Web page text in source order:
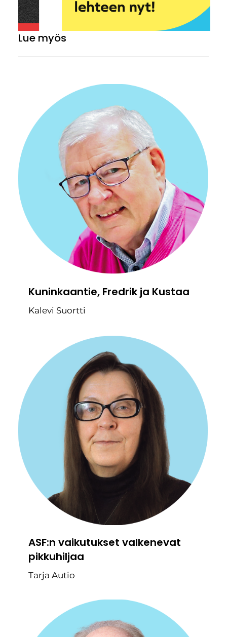
Lue myös
Kuninkaantie, Fredrik ja Kustaa
Kalevi Suortti
ASF:n vaikutukset valkenevat
pikkuhiljaa
Tarja Autio